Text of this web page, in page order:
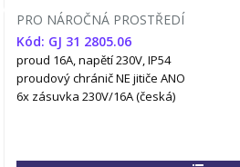
PRO NÁROČNÁ PROSTŘEDÍ
Kód: GJ 31 2805.06
proud 16A, napětí 230V, IP54
proudový chránič NE jitiče ANO
6x zásuvka 230V/16A (česká)